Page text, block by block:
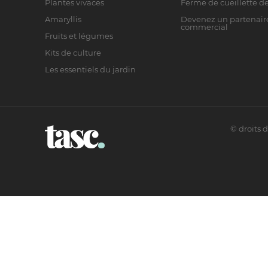
Plantes vivaces
Amaryllis
Fruits et légumes
Kits de culture
Les essentiels du jardin
Ferme de cueillette
Devenez un
commercial
©droits